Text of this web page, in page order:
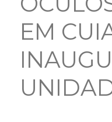
EM